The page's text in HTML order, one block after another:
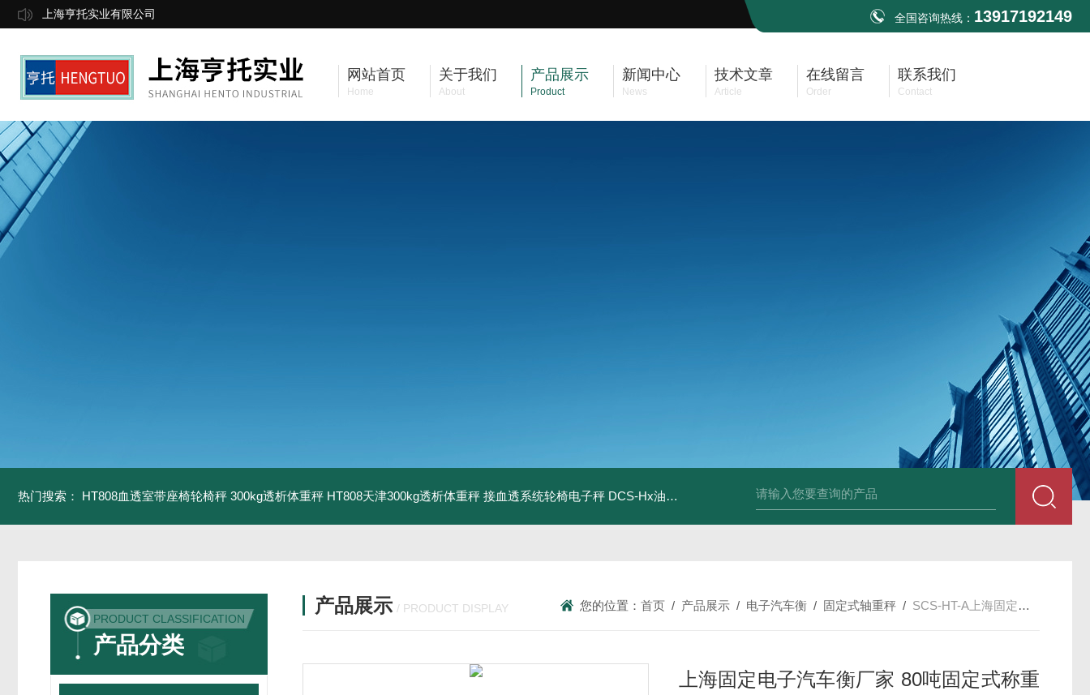
上海亨托实业有限公司 全国咨询热线： 13917192149
网站首页
Home
关于我们
About
产品展示
Product
新闻中心
News
技术文章
Article
在线留言
Order
联系我们
Contact
热门搜索： HT808血透室带座椅轮椅秤 300kg透析体重秤 HT808天津300kg透析体重秤 接血透系统轮椅电子秤 DCS-Hx油桶搬运车电子秤 上海350kg防爆倒桶称 HT808300kg带座椅轮椅秤 血透室轮椅
PRODUCT CLASSIFICATION
产品分类
产品展示 / PRODUCT DISPLAY 您的位置：首页 / 产品展示 / 电子汽车衡 / 固定式轴重秤 / SCS-HT-A上海固定电子汽车衡厂家 80吨固定式称重仪 短台面电子地磅
上海固定电子汽车衡厂家 80吨固定式称重